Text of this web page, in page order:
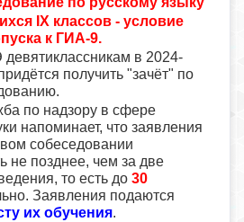
IX классов - условие
к ГИА-9.
в 2024-
получить "зачёт" по
по надзору в сфере
напоминает, что заявления
собеседовании
не позднее, чем за две
то есть до 30
Заявления подаются
их обучения.